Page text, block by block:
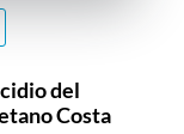
del
Costa